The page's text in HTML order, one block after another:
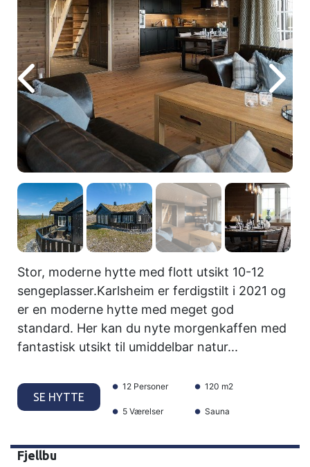
Stor, moderne hytte med flott utsikt 10-12
sengeplasser.Karlsheim er ferdigstilt i 2021 og
er en moderne hytte med meget god
standard. Her kan du nyte morgenkaffen med
fantastisk utsikt til umiddelbar natur...
SE HYTTE
12 Personer 120 m2
5 Værelser Sauna
Fjellbu